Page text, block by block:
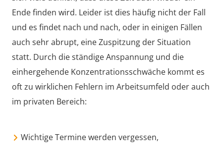
Ende finden wird. Leider ist dies häufig nicht der Fall
und es findet nach und nach, oder in einigen Fällen
auch sehr abrupt, eine Zuspitzung der Situation
statt. Durch die ständige Anspannung und die
einhergehende Konzentrationsschwäche kommt es
oft zu wirklichen Fehlern im Arbeitsumfeld oder auch
im privaten Bereich:
Wichtige Termine werden vergessen,